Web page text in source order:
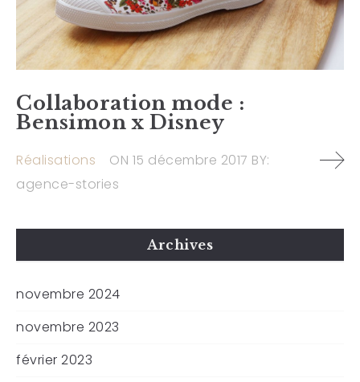
Collaboration mode :
Bensimon x Disney
Réalisations ON 15 décembre 2017 BY:
agence-stories
Archives
novembre 2024
novembre 2023
février 2023